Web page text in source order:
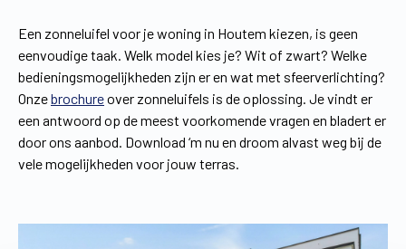
Een zonneluifel voor je woning in Houtem kiezen, is geen
eenvoudige taak. Welk model kies je? Wit of zwart? Welke
bedieningsmogelijkheden zijn er en wat met sfeerverlichting?
Onzebrochureover zonneluifels is de oplossing. Je vindt er
een antwoord op de meest voorkomende vragen en bladert er
door ons aanbod. Download ‘m nu en droom alvast weg bij de
vele mogelijkheden voor jouw terras.